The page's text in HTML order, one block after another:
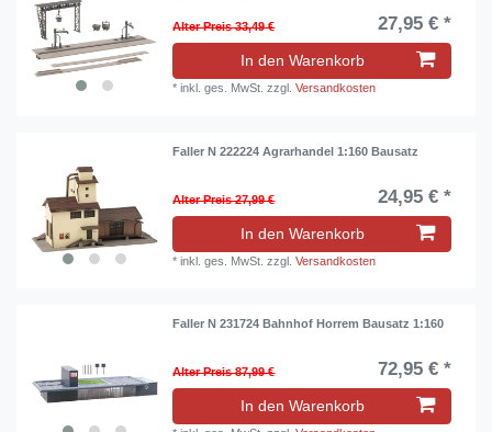
Alter Preis 33,49 € 27,95 € *
In den Warenkorb
*inkl. ges. MwSt. zzgl.Versandkosten
Faller N 222224 Agrarhandel 1:160 Bausatz
Alter Preis 27,99 € 24,95 € *
In den Warenkorb
*inkl. ges. MwSt. zzgl.Versandkosten
Faller N 231724 Bahnhof Horrem Bausatz 1:160
Alter Preis 87,99 € 72,95 € *
In den Warenkorb